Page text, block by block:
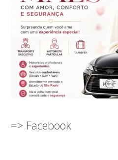
=> Facebook